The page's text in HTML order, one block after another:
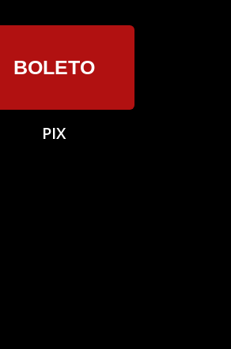
BOLETO
PIX